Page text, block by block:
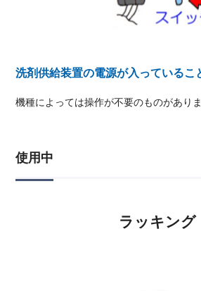
洗剤供給装置の電源が入っているこ
機種によっては操作が不要のものがありま
使用中
ラッキング